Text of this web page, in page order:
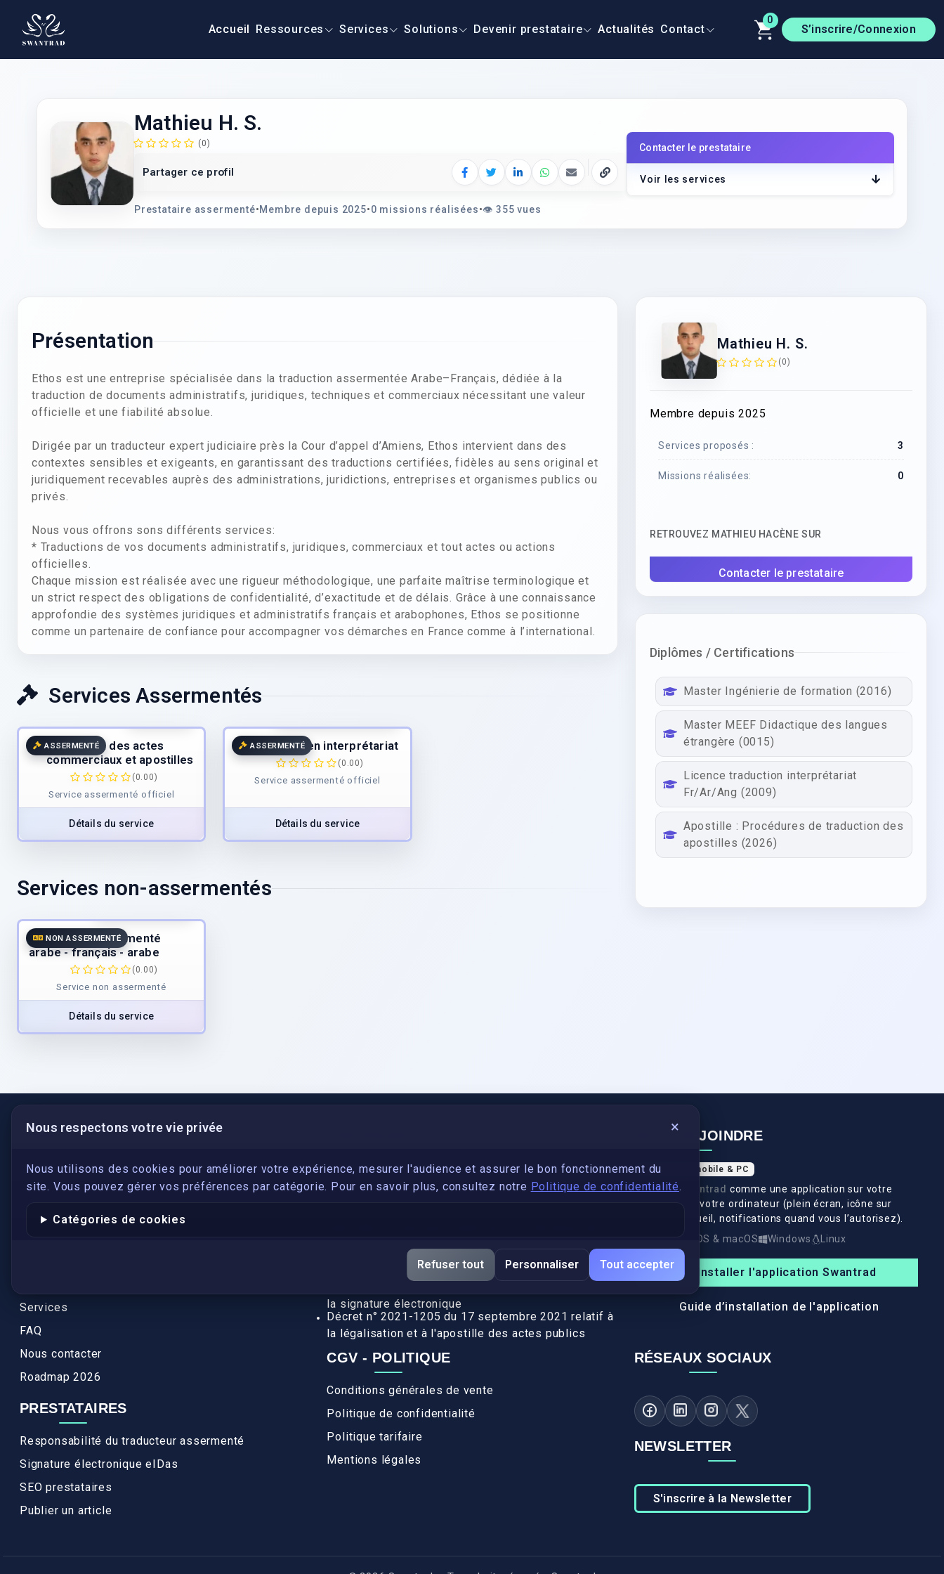
Accueil Ressources Services Solutions Devenir prestataire Actualités Contact
0
S’inscrire/Connexion
Mathieu H. S.
(0)
Partager ce profil
Facebook
TwitterLinkedInWhatsApp
E‑mailCopier le lien
Prestataire assermenté•Membre depuis 2025•0 missions réalisées•👁️ 355 vues
Contacter le prestataire
Voir les services
Mathieu H. S.
(0)
Membre depuis 2025
Services proposés : 3
Missions réalisées: 0
RETROUVEZ MATHIEU HACÈNE SUR
Contacter le prestataire
Diplômes / Certifications
Master Ingénierie de formation (2016)
Master MEEF Didactique des langues
étrangère (0015)
Licence traduction interprétariat
Fr/Ar/Ang (2009)
Apostille : Procédures de traduction des
apostilles (2026)
Présentation
Ethos est une entreprise spécialisée dans la traduction assermentée Arabe–Français, dédiée à la
traduction de documents administratifs, juridiques, techniques et commerciaux nécessitant une valeur
officielle et une fiabilité absolue.
Dirigée par un traducteur expert judiciaire près la Cour d’appel d’Amiens, Ethos intervient dans des
contextes sensibles et exigeants, en garantissant des traductions certifiées, fidèles au sens original et
juridiquement recevables auprès des administrations, juridictions, entreprises et organismes publics ou
privés.
Nous vous offrons sons différents services:
* Traductions de vos documents administratifs, juridiques, commerciaux et tout actes ou actions
officielles.
Chaque mission est réalisée avec une rigueur méthodologique, une parfaite maîtrise terminologique et
un strict respect des obligations de confidentialité, d’exactitude et de délais. Grâce à une connaissance
approfondie des systèmes juridiques et administratifs français et arabophones, Ethos se positionne
comme un partenaire de confiance pour accompagner vos démarches en France comme à l’international.
Services Assermentés
ASSERMENTÉ
Traduction des actes
commerciaux et apostilles
(0.00)
Service assermenté officiel
Détails du service
ASSERMENTÉ
Services en interprétariat
(0.00)
Service assermenté officiel
Détails du service
Services non-assermentés
NON ASSERMENTÉ
Traducteur assermenté
arabe - français - arabe
(0.00)
Service non assermenté
Détails du service
Nous respectons votre vie privée ×
Nous utilisons des cookies pour améliorer votre expérience, mesurer l'audience et assurer le bon fonctionnement du
site. Vous pouvez gérer vos préférences par catégorie. Pour en savoir plus, consultez notre Politique de confidentialité.
Catégories de cookies
Refuser tout Personnaliser Tout accepter
LIENS UTILES
S'inscrire
Qui sommes-nous ?
Conformité
Services
FAQ
Nous contacter
Roadmap 2026
PRESTATAIRES
Responsabilité du traducteur assermenté
Signature électronique eIDas
SEO prestataires
Publier un article
Devenez développeur avec IronSkill Academy
Gubernatis immobilier
Apostille et légalisation, fin de l'obligation entre les
la signature électronique
Décret n° 2021-1205 du 17 septembre 2021 relatif à
la légalisation et à l'apostille des actes publics
CGV - POLITIQUE
Conditions générales de vente
Politique de confidentialité
Politique tarifaire
Mentions légales
NOUS REJOINDRE
Application mobile & PC
InstallezSwantrad comme une application sur votre
téléphone et votre ordinateur (plein écran, icône sur
l’écran d’accueil, notifications quand vous l’autorisez).
iOS & macOS Windows Linux
Installer l'application Swantrad
Guide d’installation de l'application
RÉSEAUX SOCIAUX
NEWSLETTER
S'inscrire à la Newsletter